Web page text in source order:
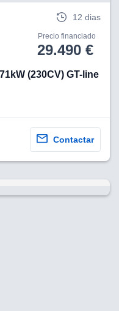
12 dias
Precio financiado
29.490 €
(230CV) GT-line
Contactar